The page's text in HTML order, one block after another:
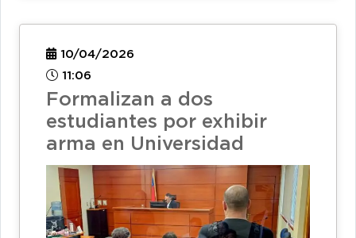
10/04/2026
11:06
Formalizan a dos
estudiantes por exhibir
arma en Universidad